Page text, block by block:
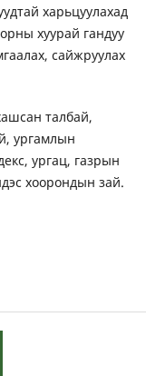
харьцуулахад
хуурай гандуу
сайжруулах
талбай,
ургамлын
ургац, газрын
хоорондын зай.